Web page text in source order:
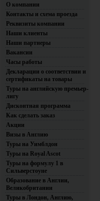
О компании
Контакты и схема проезда
Реквизиты компании
Наши клиенты
Наши партнеры
Вакансии
Часы работы
Декларации о соответствии и
сертификаты на товары
Туры на английскую премьер-
лигу
Дисконтная программа
Как сделать заказ
Акции
Визы в Англию
Туры на Уимблдон
Туры на Royal Ascot
Туры на формулу 1 в
Сильверстоуне
Образование в Англии,
Великобритании
Туры в Лондон, Англию,